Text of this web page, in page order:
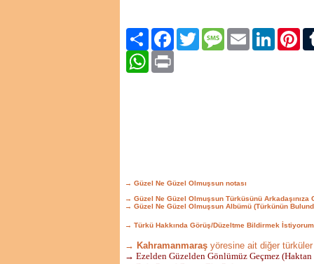
Paylaş FacebookTwitter Message Email LinkedIn
WhatsApp
→ Güzel Ne Güzel Olmuşsun notası
→ Güzel Ne Güzel Olmuşsun Türküsünü Arkadaşınıza
→ Güzel Ne Güzel Olmuşsun Albümü (Türkünün
→ Türkü Hakkında Görüş/Düzeltme Bildirmek İstiyorum
→ Kahramanmaraş yöresine ait diğer türküler
→ Ezelden Güzelden Gönlümüz Geçmez